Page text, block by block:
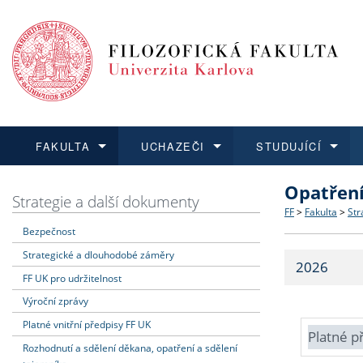
FAKULTA
Dozvědět se více
Struktura
Strategie
Fakultní
UCHAZEČI
Podat přihlášku
Co
Učitelské
STUDUJÍCÍ
Dozvědět se více
Dozvědět se více
O vědě a
Dozvědět se více
Aktuální
Strategie a další dokumenty
Bezpečnost
Strategické a dlouhodobé záměry
FF UK pro udržitelnost
Výroční zprávy
Platné vnitřní předpisy FF UK
Rozhodnutí a sdělení děkana, opatření a sdělení
FF > Fakulta >
2026
Platné